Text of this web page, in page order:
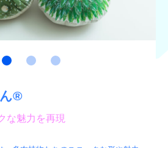
®
な魅力を再現